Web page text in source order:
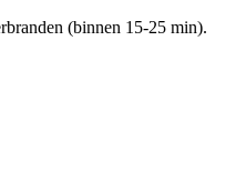
(binnen 15-25 min).